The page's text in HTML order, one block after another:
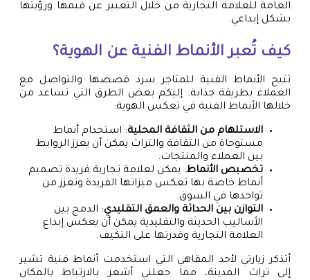
العامة للعلامة التجارية من خلال التعبير عن قيمها ورؤيتها
بشكل إبداعي.
كيف تُعبر الأنماط الفنية عن الهوية؟
تتيح الأنماط الفنية للمتاجر سرد قصصها والتواصل مع
العملاء بطريقة جذابة. إليكم بعض الطرق التي تساعد من
خلالها الأنماط الفنية في تعكس الهوية:
الاستلهام من الثقافة المحلية: استخدام أنماط
مستوحاة من الثقافة والتراث يمكن أن يعزز الروابط
بين العملاء والمنتجات.
تخصيص الأنماط: يمكن لعلامة تجارية فريدة تصميم
أنماط خاصة بها تعكس ميزاتها الفريدة وتعزز من
تواجدها في السوق.
التوازن بين الحداثة والعمق التقليدي: الدمج بين
الأساليب الحديثة والتقليدية يمكن أن يعكس إبداع
العلامة التجارية وقدرتها على التكيف.
أتذكر زيارتي لأحد المقاهي التي استخدمت أنماط فنية تشير
إلى تراث المدينة، مما جعلني أشعر بالارتباط بالمكان